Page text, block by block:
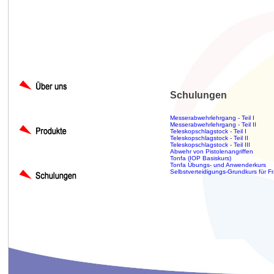
Schulungen
Messerabwehrlehrgang - Teil I
Messerabwehrlehrgang - Teil II
Teleskopschlagstock - Teil I
Teleskopschlagstock - Teil II
Teleskopschlagstock - Teil III
Abwehr von Pistolenangriffen
Tonfa (IOP Basiskurs)
Tonfa Übungs- und Anwenderkurs
Selbstverteidigungs-Grundkurs für